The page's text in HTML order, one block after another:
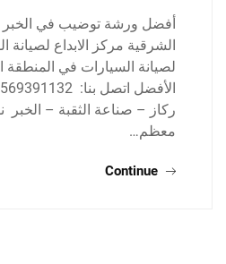
أفضل ورشة توضيب في الخبر
الشرقية مركز الابداع
لصيانة السيارات في
ركاز – صناعة الثقبة –
معظم…
Continue